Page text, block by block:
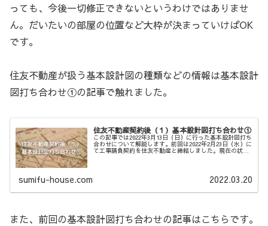
っても、今後一切修正できないというわけではありませ
ん。だいたいの部屋の位置など大枠が決まっていけばOK
です。
住友不動産が扱う基本設計図の種類などの情報は基本設計
図打ち合わせ①の記事で触れました。
住友不動産契約後（１）基本設計図打ち合わせ①
この記事では2022年3月13日（日）に行った基本設計図打ち
合わせについて解説します。前回は2022年2月23日（水）に
て工事請負契約を住友不動産と締結しました。現在の状況
sumifu-house.com 2022.03.20
また、前回の基本設計図打ち合わせの記事はこちらです。